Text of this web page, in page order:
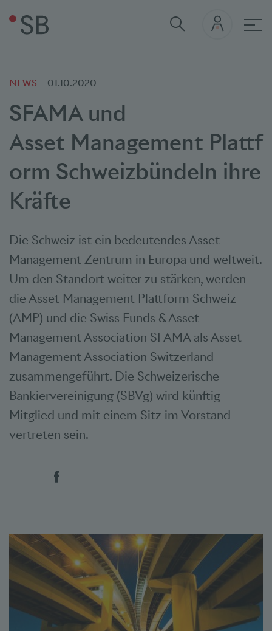
NEWS 01.10.2020
SFAMA und
Asset Management Plattf
orm Schweizbündeln ihre
Kräfte
Die Schweiz ist ein bedeutendes Asset
Management Zentrum in Europa und weltweit.
Um den Standort weiter zu stärken, werden
die Asset Management Plattform Schweiz
(AMP) und die Swiss Funds & Asset
Management Association SFAMA als Asset
Management Association Switzerland
zusammengeführt. Die Schweizerische
Bankiervereinigung (SBVg) wird künftig
Mitglied und mit einem Sitz im Vorstand
vertreten sein.
Social Bookmarks